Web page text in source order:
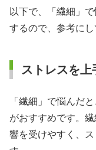
以下で、「繊細」
するので、参考にし
ストレスを上
「繊細」で悩んだ
がおすすめです。
響を受けやすく、